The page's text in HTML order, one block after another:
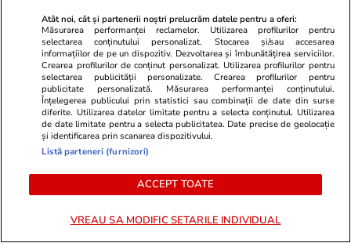
Știri Externe 04 aug.
Contre la Bruxelles după criza din Ceuta:
planul Spaniei de a legaliza migranții divizează
Uniunea Europeană
Citește mai multe
TRENDING
Atât noi, cât și partenerii noștri prelucrăm datele pentru a oferi:
Măsurarea performanței reclamelor. Utilizarea profilurilor pentru
selectarea conținutului personalizat. Stocarea și/sau accesarea
informațiilor de pe un dispozitiv. Dezvoltarea și îmbunătățirea serviciilor.
Crearea profilurilor de conținut personalizat. Utilizarea profilurilor pentru
selectarea publicității personalizate. Crearea profilurilor pentru
publicitate personalizată. Măsurarea performanței conținutului.
Înțelegerea publicului prin statistici sau combinații de date din surse
diferite. Utilizarea datelor limitate pentru a selecta conținutul. Utilizarea
de date limitate pentru a selecta publicitatea. Date precise de geolocație
și identificarea prin scanarea dispozitivului.
Listă parteneri (furnizori)
ACCEPT TOATE
VREAU SA MODIFIC SETARILE INDIVIDUAL